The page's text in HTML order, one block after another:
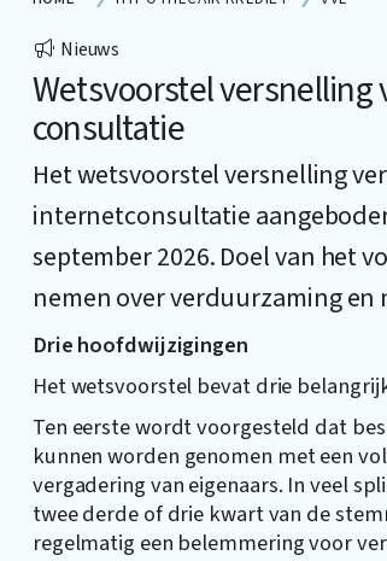
Nieuws
Wetsvoorstel versnelling
consultatie
Het wetsvoorstel versnelling
internetconsultatie
september 2026. Doel van het
nemen over verduurzaming
Drie hoofdwijzigingen
Het wetsvoorstel bevat drie
Ten eerste wordt voorgesteld dat
kunnen worden genomen met een
vergadering van eigenaars. In veel
twee derde of drie kwart van de
regelmatig een belemmering voor